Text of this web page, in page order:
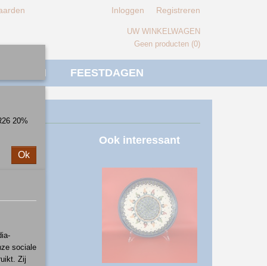
Inloggen Registreren
UW WINKELWAGEN
Geen producten (0)
FEESTDAGEN
Ook interessant
20%
Ok
sociale
Zij